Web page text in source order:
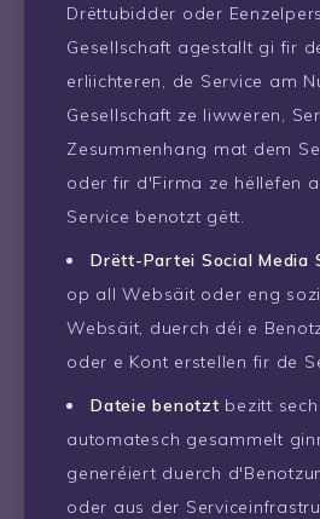
Drëttubidder oder
Gesellschaft agestallt gi fir
erliichteren, de Service am
Gesellschaft ze liwweren,
Zesummenhang mat dem
oder fir d'Firma ze hëllefen
Service benotzt gëtt.
Drëtt-Partei Social Media
op all Websäit oder eng
Websäit, duerch déi e
oder e Kont erstellen fir de
Dateie benotzt bezitt
automatesch gesammelt
generéiert duerch
oder aus der